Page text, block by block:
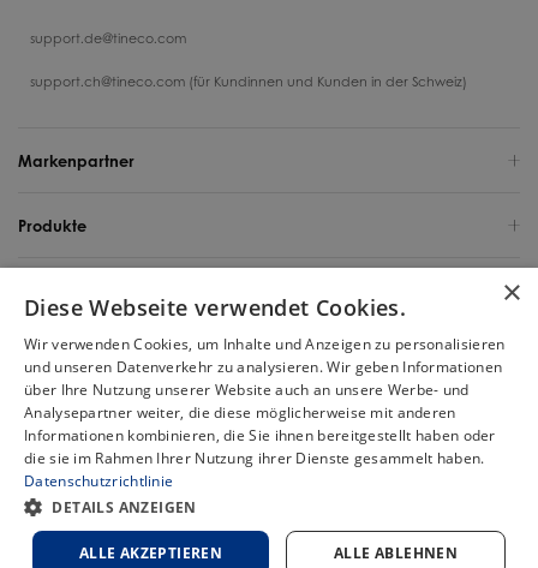
support.de@tineco.com
support.ch@tineco.com (für Kundinnen und Kunden in der Schweiz)
Markenpartner
Produkte
Über uns
Deutschland / Deutsch
Urheberrecht 2025 Tineco Intelligent Germany GmbH. Alle Rechte
vorbehalten.
Sitemap Cookie-Politik Nutzungsbedingungen
×
Diese Webseite verwendet Cookies.
Wir verwenden Cookies, um Inhalte und Anzeigen zu personalisieren
und unseren Datenverkehr zu analysieren. Wir geben Informationen
über Ihre Nutzung unserer Website auch an unsere Werbe- und
Analysepartner weiter, die diese möglicherweise mit anderen
Informationen kombinieren, die Sie ihnen bereitgestellt haben oder
die sie im Rahmen Ihrer Nutzung ihrer Dienste gesammelt haben.
Datenschutzrichtlinie
DETAILS ANZEIGEN
ALLE AKZEPTIEREN ALLE ABLEHNEN